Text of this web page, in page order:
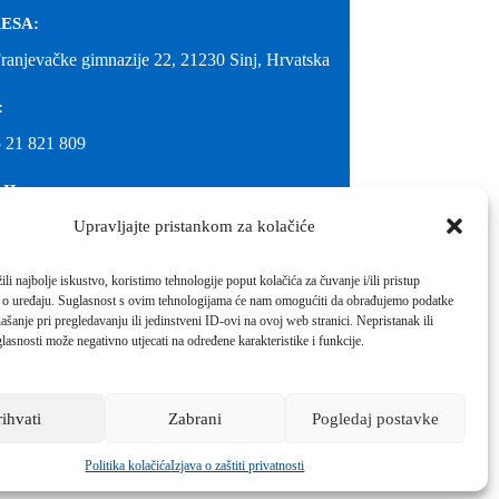
Upravljajte pristankom za kolačiće
najbolje iskustvo, koristimo tehnologije poput kolačića za čuvanje i/ili pristup
uređaju. Suglasnost s ovim tehnologijama će nam omogućiti da obrađujemo podatke
pri pregledavanju ili jedinstveni ID-ovi na ovoj web stranici. Nepristanak ili
može negativno utjecati na određene karakteristike i funkcije.
Zabrani Pogledaj postavke
Politika kolačićaIzjava o zaštiti privatnosti
gimnazije 22, 21230 Sinj, Hrvatska
21 821 809
franjevacka-klasicna-sinj.skole.hr
kontaktirati školu.
Škola koja pomaže vratiti osmijeh!